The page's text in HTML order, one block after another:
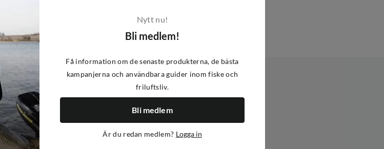
Fishing
Goksjø
Nytt nu!
Bli medlem!
Få information om de senaste produkterna, de bästa
kampanjerna och användbara guider inom fiske och
friluftsliv.
Bli medlem
Är du redan medlem? Logga in